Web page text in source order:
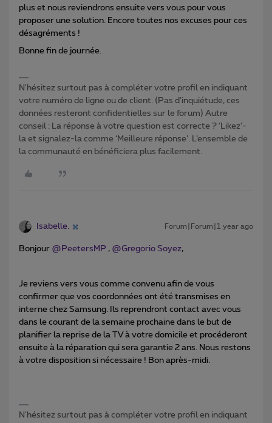
plus et nous reviendrons ensuite vers vous pour vous
proposer une solution. Encore toutes nos excuses pour ces
désagréments !
Bonne fin de journée.
N'hésitez surtout pas à compléter votre profil en indiquant
votre numéro de ligne ou de client. (Pas d'inquiétude, ces
données resteront confidentielles sur le forum) Autre
conseil : La réponse à votre question est correcte ? ‘Likez’-
la et signalez-la comme ‘Meilleure réponse’. L’ensemble de
la communauté en bénéficiera plus facilement.
Isabelle. Forum|Forum|1 year ago
Bonjour ​ @PeetersMP , ​ @Gregorio Soyez,
Je reviens vers vous comme convenu afin de vous
confirmer que vos coordonnées ont été transmises en
interne chez Samsung. Ils reprendront contact avec vous
dans le courant de la semaine prochaine dans le but de
planifier la reprise de la TV à votre domicile et procéderont
ensuite à la réparation qui sera garantie 2 ans. Nous restons
à votre disposition si nécessaire ! Bon après-midi.
N'hésitez surtout pas à compléter votre profil en indiquant